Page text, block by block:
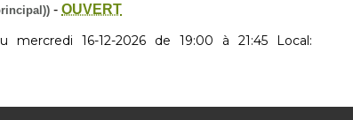
-OUVERT
mercredi 16-12-2026 de 19:00 à 21:45 Local: